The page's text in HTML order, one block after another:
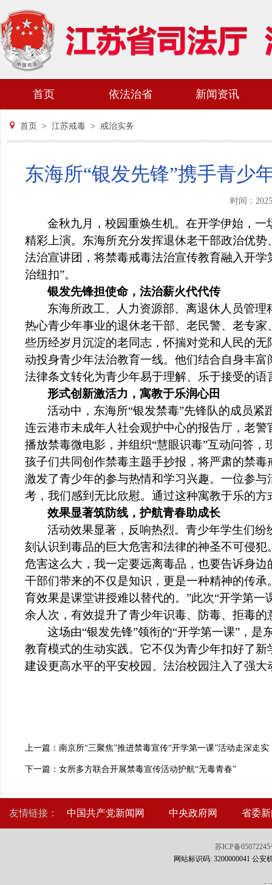
首页 依法治省 新闻资讯
首页 > 江苏戒毒 > 戒治实务
东海所“银发先锋”携手青少
时间：
金秋九月，校园重焕生机。在开学伊始，
精彩上演。东海所充分发挥退休老干部政治优
法治宣讲团，将禁毒戒毒法治宣传教育融入开
治纽扣”。
银发先锋担使命，法治薪火代代传
东海所政工、人力资源部、离退休人员管
热心青少年事业的退休老干部、老民警、老专
些历经岁月沉淀的老同志，怀揣对党和人民的
动投身青少年法治教育一线。他们结合自身丰
法律条文转化为青少年易于理解、乐于接受的
形式创新激活力，寓教于乐润心田
活动中，东海所“银发禁毒”先锋队的成员
连云港市未成年人社会观护中心的报告厅，老警
播放禁毒微电影，并组织“慧眼识毒”互动问答
孩子们共同创作禁毒主题手抄报，将严肃的禁
激发了青少年的参与热情和学习兴趣。一位参与
考，我们感到无比欣慰。通过这种寓教于乐的
效果显著筑防线，护航青春助成长
活动效果显著，反响热烈。青少年学生们
刻认识到毒品的巨大危害和法律的神圣不可侵
危害这么大，我一定要远离毒品，也要告诉身
干部们带来的不仅是知识，更是一种精神的传
育效果是课堂讲授难以替代的。”此次“开学第一
余人次，有效提升了青少年识毒、防毒、拒毒
这场由“银发先锋”领衔的“开学第一课”，
教育模式的生动实践。它不仅为青少年扣好了
建设更高水平的平安校园、法治校园注入了强
上一篇：南京所“三聚焦”推进禁毒宣传“开学第一课”活动走深走实
下一篇：女所多方联合开展禁毒宣传活动护航“无毒青春”
友情链接： 中国共产党新闻网 中央政府网 省委
苏ICP备05072245
网站标识码: 3200000041 公安